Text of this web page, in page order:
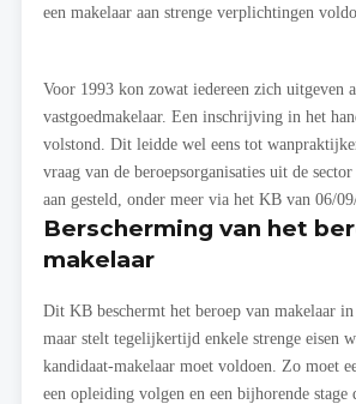
een makelaar aan strenge verplichtingen
Voor 1993 kon zowat iedereen zich uitgeven
vastgoedmakelaar. Een inschrijving in het
volstond. Dit leidde wel eens tot
vraag van de beroepsorganisaties uit de
aan gesteld, onder meer via het KB van 06/
Berscherming van het
makelaar
Dit KB beschermt het beroep van makelaar in
maar stelt tegelijkertijd enkele strenge eisen
kandidaat-makelaar moet voldoen. Zo moet
een opleiding volgen en een bijhorende